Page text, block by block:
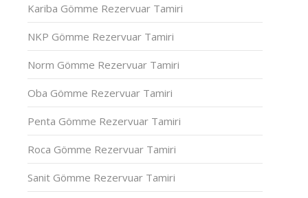
Kariba Gömme Rezervuar Tamiri
NKP Gömme Rezervuar Tamiri
Norm Gömme Rezervuar Tamiri
Oba Gömme Rezervuar Tamiri
Penta Gömme Rezervuar Tamiri
Roca Gömme Rezervuar Tamiri
Sanit Gömme Rezervuar Tamiri